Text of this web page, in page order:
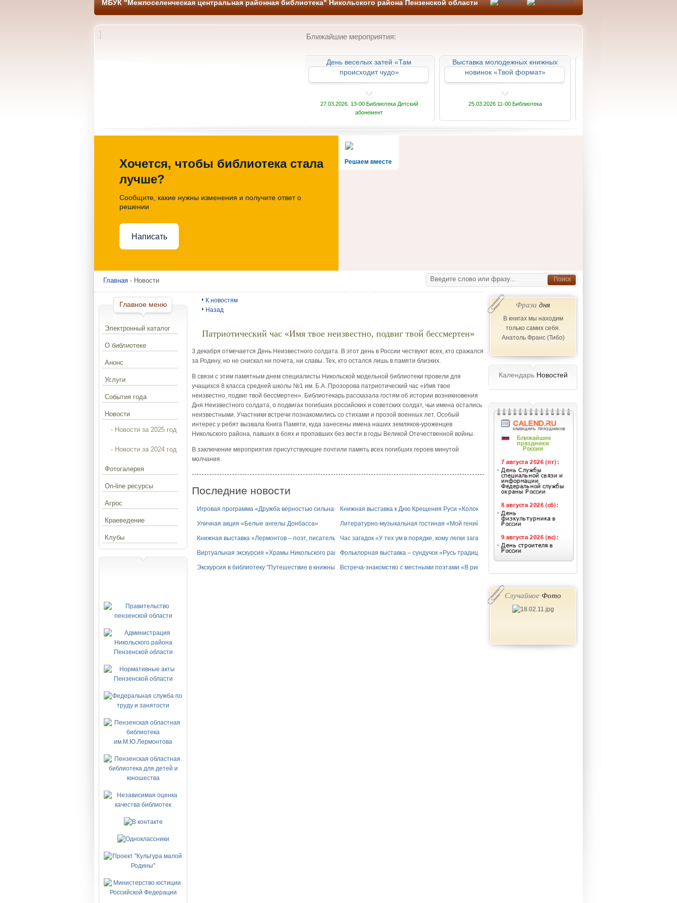
МБУК "Межпоселенческая центральная районная библиотека" Никольского района Пензенской области
Ближайшие мероприятия:
День веселых затей «Там
происходит чудо»
27.03.2026. 13-00 Библиотека Детский
абонемент
Выставка молодежных книжных
новинок «Твой формат»
25.03.2026 11-00 Библиотека
Решаем вместе
Хочется, чтобы библиотека стала
лучше?
Сообщите, какие нужны изменения и получите ответ о
решении
Написать
Главная - Новости
К новостям
Назад
Патриотический час «Имя твое неизвестно, подвиг твой бессмертен»
3 декабря отмечается День Неизвестного солдата. В этот день в России чествуют всех, кто сражался
за Родину, но не снискал ни почета, ни славы. Тех, кто остался лишь в памяти близких.
В связи с этим памятным днем специалисты Никольской модельной библиотеки провели для
учащихся 8 класса средней школы №1 им. Б.А. Прозорова патриотический час «Имя твое
неизвестно, подвиг твой бессмертен». Библиотекарь рассказала гостям об истории возникновения
Дня Неизвестного солдата, о подвигах погибших российских и советских солдат, чьи имена остались
неизвестными. Участники встречи познакомились со стихами и прозой военных лет. Особый
интерес у ребят вызвала Книга Памяти, куда занесены имена наших земляков-уроженцев
Никольского района, павших в боях и пропавших без вести в годы Великой Отечественной войны.
В заключение мероприятия присутствующие почтили память всех погибших героев минутой
молчания.
Последние новости
Игровая программа «Дружба верностью сильна» Книжная выставка к Дню Крещения Руси «Колокола святой Руси»
Уличная акция «Белые ангелы Донбасса» Литературно-музыкальная гостиная «Мой гений веки пролетит…»
Книжная выставка «Лермонтов – поэт, писатель, драматург»Час загадок «У тех ум в порядке, кому легки загадки»
Виртуальная экскурсия «Храмы Никольского района»Фольклорная выставка – сундучок «Русь традициями сильна!»
Экскурсия в библиотеку "Путешествие в книжный дом"Встреча-знакомство с местными поэтами «В рифме солнца»
Главное меню
Электронный каталог
О библиотеке
Анонс
Услуги
События года
Новости
- Новости за 2025 год
- Новости за 2024 год
Фотогалерея
On-line ресурсы
Агрос
Краеведение
Клубы
Фраза дня
В книгах мы находим
только самих себя.
Анатоль Франс (Тибо)
КалендарьНовостей
Случайное Фото